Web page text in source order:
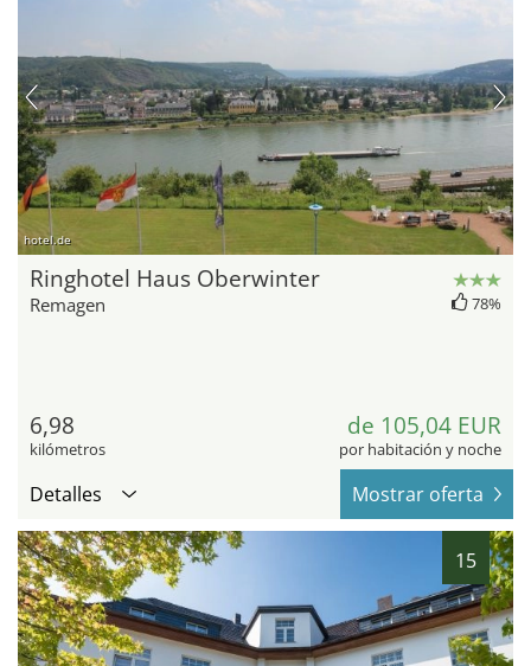
hotel.de
Ringhotel Haus Oberwinter
Remagen 78%
6,98
kilómetros
de 105,04 EUR
por habitación y noche
Detalles Mostrar oferta
15